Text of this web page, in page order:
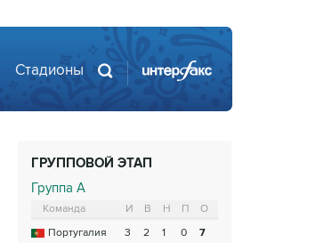
Стадионы
ГРУППОВОЙ ЭТАП
Группа A
Команда И В Н П
О
Португалия
3 2 1 0
7